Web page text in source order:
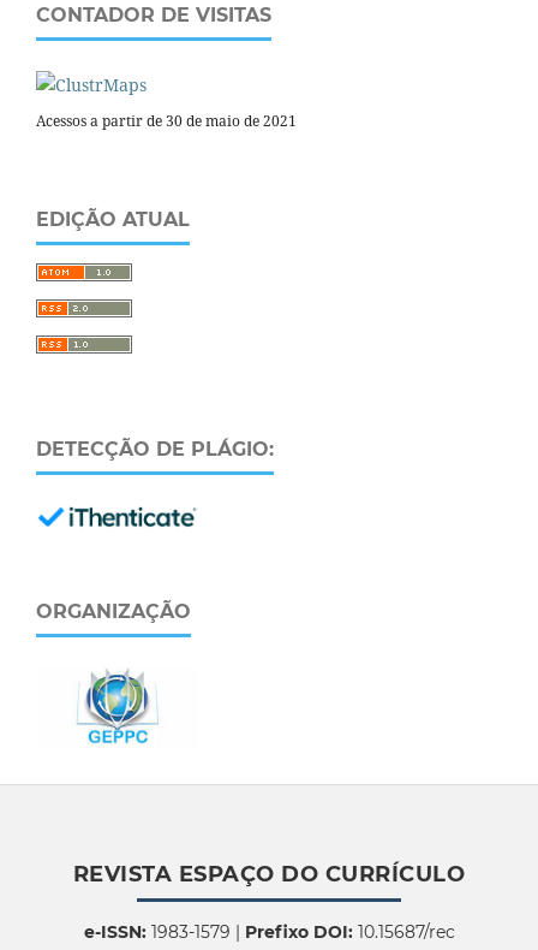
CONTADOR DE VISITAS
Acessos a partir de 30 de maio de 2021
EDIÇÃO ATUAL
DETECÇÃO DE PLÁGIO:
ORGANIZAÇÃO
REVISTA ESPAÇO DO CURRÍCULO
e-ISSN:1983-1579 | Prefixo DOI:10.15687/rec